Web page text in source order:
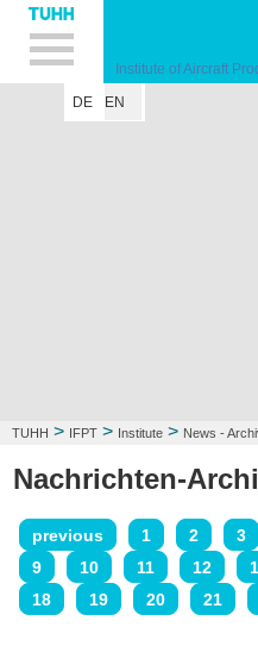
Hauptnavigation
Unternavigation
Inhalt
Suche
Institute of Aircraft
DE
EN
TUHH > IFPT > Institute > News -
Nachrichten-
previous 1 2 3
9
10 11 12
18
19 20 21